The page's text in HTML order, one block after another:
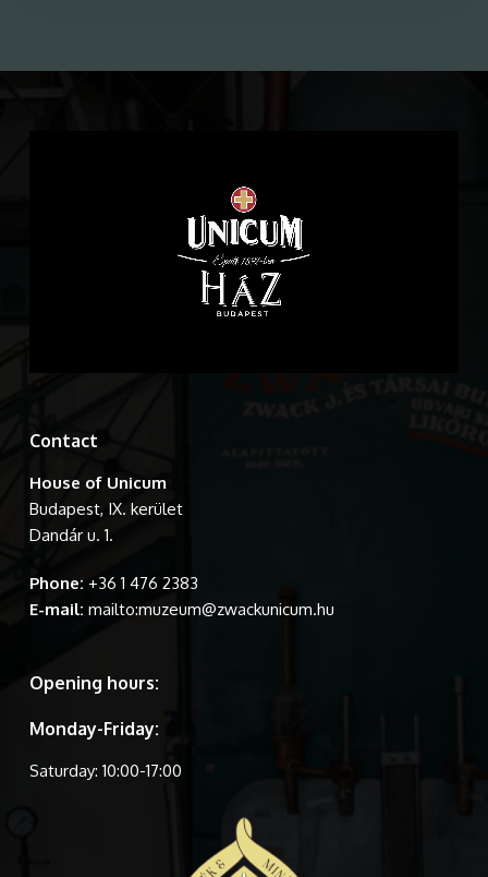
Contact
House of Unicum
Budapest, IX. kerület
Dandár u. 1.
Phone: +36 1 476 2383
E-mail: mailto:muzeum@zwackunicum.hu
Opening hours:
Monday-Friday:
Saturday: 10:00-17:00